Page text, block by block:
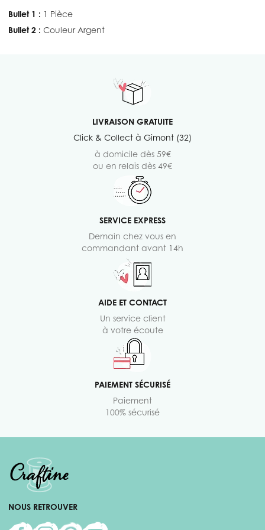
Bullet 1 : 1 Pièce
Bullet 2 : Couleur Argent
LIVRAISON GRATUITE
Click & Collect à Gimont (32)
à domicile dès 59€
ou en relais dès 49€
SERVICE EXPRESS
Demain chez vous en
commandant avant 14h
AIDE ET CONTACT
Un service client
à votre écoute
PAIEMENT SÉCURISÉ
Paiement
100% sécurisé
NOUS RETROUVER